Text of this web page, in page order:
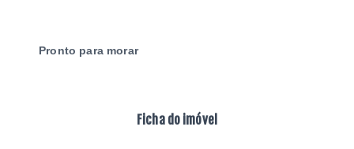
Pronto para morar
Ficha do imóvel